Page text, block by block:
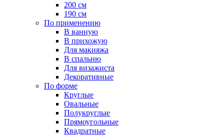
200 см
190 см
По применению
В ванную
В прихожую
Для макияжа
В спальню
Для визажиста
Декоративные
По форме
Круглые
Овальные
Полукруглые
Прямоугольные
Квадратные